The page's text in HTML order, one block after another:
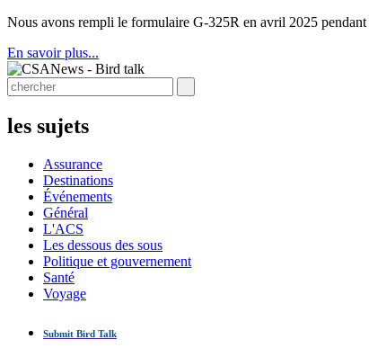
Nous avons rempli le formulaire G-325R en avril 2025
En savoir plus...
les sujets
Assurance
Destinations
Événements
Général
L'ACS
Les dessous des sous
Politique et gouvernement
Santé
Voyage
Submit Bird Talk